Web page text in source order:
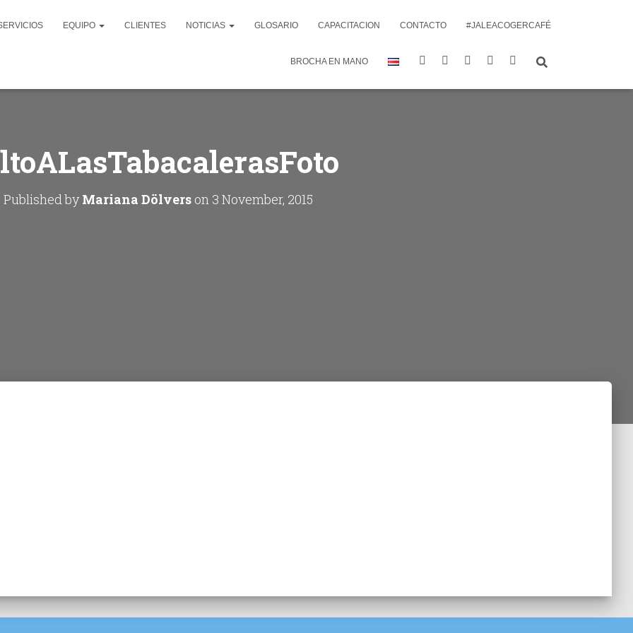
EQUIPO CLIENTES NOTICIAS GLOSARIO CAPACITACION CONTACTO #JALEACOGERCAFÉ
BROCHA EN MANO
Published byMariana Dölvers on 3 November, 2015